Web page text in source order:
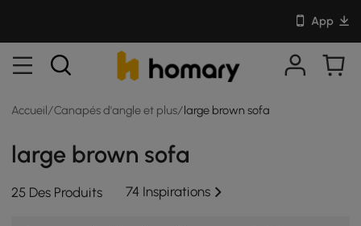
App
Accueil/Canapés d'angle et plus/ large brown sofa
large brown sofa
25 Des Produits 74 Inspirations